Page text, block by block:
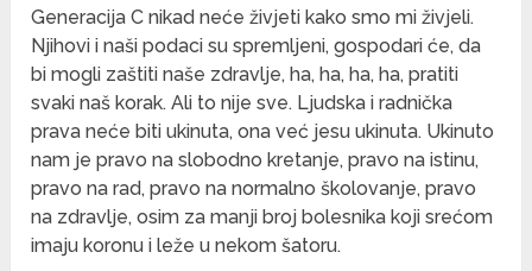
Generacija C nikad neće živjeti kako smo mi živjeli.
Njihovi i naši podaci su spremljeni, gospodari će, da
bi mogli zaštiti naše zdravlje, ha, ha, ha, ha, pratiti
svaki naš korak. Ali to nije sve. Ljudska i radnička
prava neće biti ukinuta, ona već jesu ukinuta. Ukinuto
nam je pravo na slobodno kretanje, pravo na istinu,
pravo na rad, pravo na normalno školovanje, pravo
na zdravlje, osim za manji broj bolesnika koji srećom
imaju koronu i leže u nekom šatoru.